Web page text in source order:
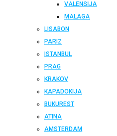
VALENSIJA
MALAGA
LISABON
PARIZ
ISTANBUL
PRAG
KRAKOV
KAPADOKIJA
BUKUREST
ATINA
AMSTERDAM